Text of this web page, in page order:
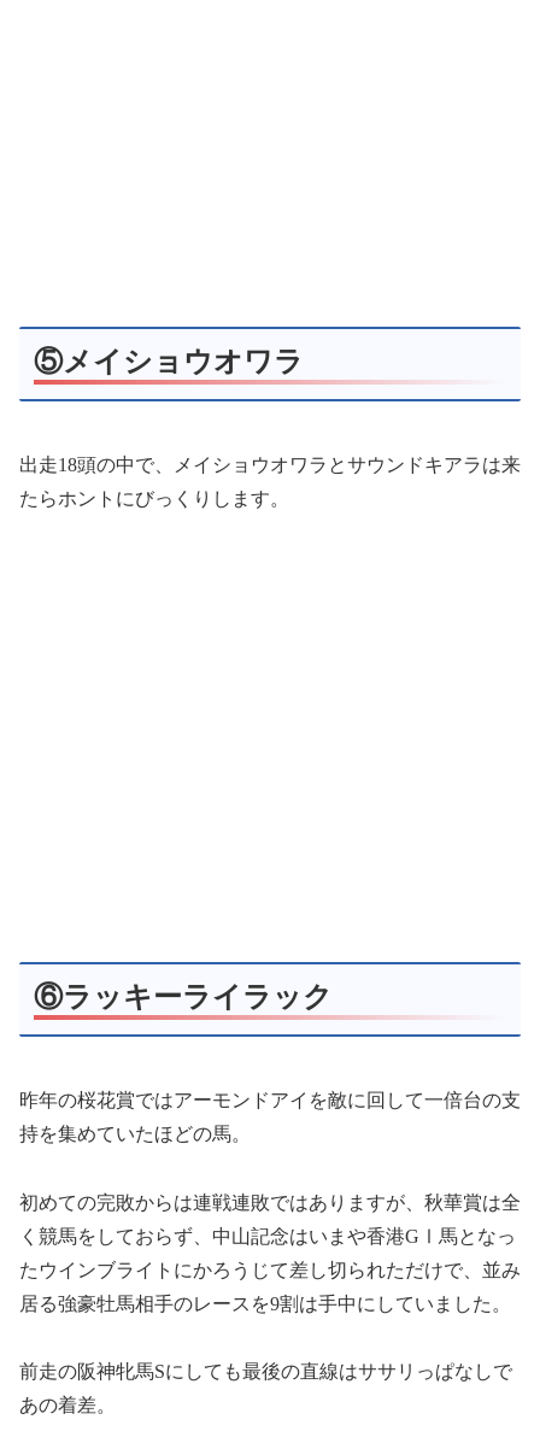
⑤メイショウオワラ
出走18頭の中で、メイショウオワラとサウンドキアラは来
たらホントにびっくりします。
⑥ラッキーライラック
昨年の桜花賞ではアーモンドアイを敵に回して一倍台の支
持を集めていたほどの馬。
初めての完敗からは連戦連敗ではありますが、秋華賞は全
く競馬をしておらず、中山記念はいまや香港GⅠ馬となっ
たウインブライトにかろうじて差し切られただけで、並み
居る強豪牡馬相手のレースを9割は手中にしていました。
前走の阪神牝馬Sにしても最後の直線はササリっぱなしで
あの着差。